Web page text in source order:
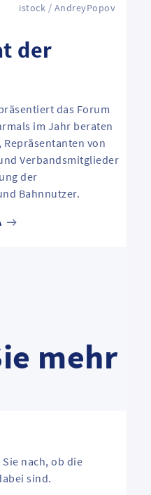
istock / AndreyPopov
der
das Forum
im Jahr beraten
von
Verbandsmitglieder
der
Bahnnutzer.
mehr
Sie nach, ob die
sind.